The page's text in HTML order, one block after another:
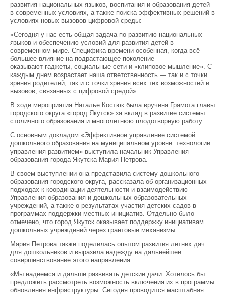
развития национальных языков, воспитания и образования детей
в современных условиях, а также поиска эффективных решений в
условиях новых вызовов цифровой среды:
«Сегодня у нас есть общая задача по развитию национальных
языков и обеспечению условий для развития детей в
современном мире. Специфика времени особенная, когда всё
большее влияние на подрастающее поколение
оказывают гаджеты, социальные сети и «клиповое мышление». С
каждым днем возрастает наша ответственность — так и с точки
зрения родителей, так и с точки зрения всех тех возможностей и
вызовов, связанных с цифровой средой».
В ходе мероприятия Наталье Костюк была вручена Грамота главы
городского округа «город Якутск» за вклад в развитие системы
столичного образования и многолетнюю плодотворную работу.
С основным докладом «Эффективное управление системой
дошкольного образования на муниципальном уровне: технологии
управления развитием» выступила начальник Управления
образования города Якутска Мария Петрова.
В своем выступлении она представила систему дошкольного
образования городского округа, рассказала об организационных
подходах к координации деятельности и взаимодействию
Управления образования и дошкольных образовательных
учреждений, а также о результатах участия детских садов в
программах поддержки местных инициатив. Отдельно было
отмечено, что город Якутск оказывает поддержку инициативам
дошкольных учреждений через грантовые механизмы.
Мария Петрова также поделилась опытом развития летних дач
для дошкольников и выразила надежду на дальнейшее
совершенствование этого направления:
«Мы надеемся и дальше развивать детские дачи. Хотелось бы
предложить рассмотреть возможность включения их в программы
обновления инфраструктуры. Сегодня проводится масштабная